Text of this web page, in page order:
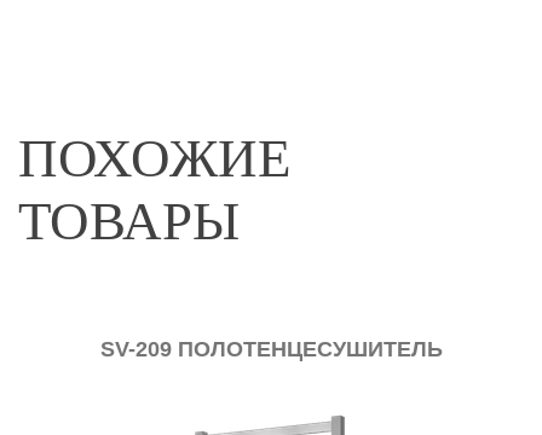
ПОХОЖИЕ
ТОВАРЫ
SV-209 ПОЛОТЕНЦЕСУШИТЕЛЬ